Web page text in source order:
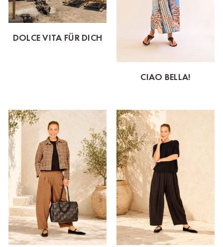
DOLCE VITA FÜR DICH
CIAO BELLA!